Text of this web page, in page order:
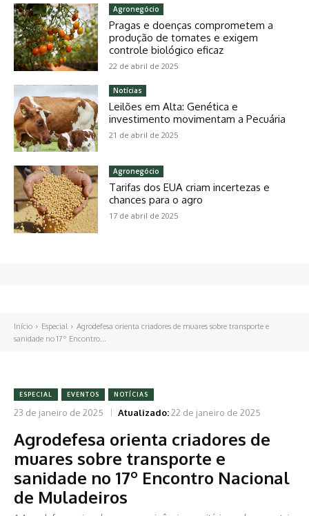
Agronegócio
Pragas e doenças comprometem a
produção de tomates e exigem
controle biológico eficaz
22 de abril de 2025
Notícias
Leilões em Alta: Genética e
investimento movimentam a Pecuária
21 de abril de 2025
Agronegócio
Tarifas dos EUA criam incertezas e
chances para o agro
17 de abril de 2025